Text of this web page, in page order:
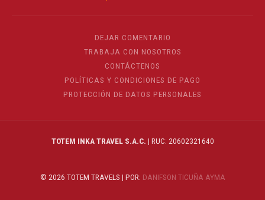
DEJAR COMENTARIO
TRABAJA CON NOSOTROS
CONTÁCTENOS
POLÍTICAS Y CONDICIONES DE PAGO
PROTECCIÓN DE DATOS PERSONALES
TOTEM INKA TRAVEL S.A.C. | RUC: 20602321640
© 2026 TOTEM TRAVELS | POR: DANIFSON TICUÑA AYMA